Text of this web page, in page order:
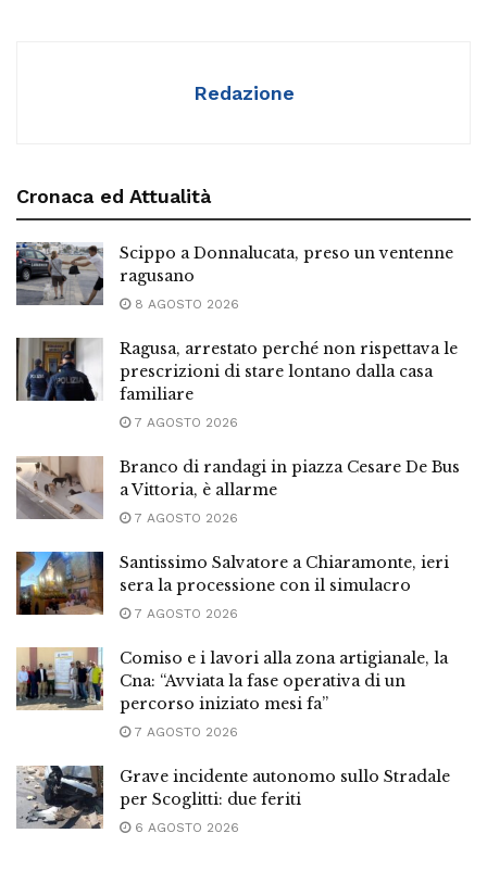
Redazione
Cronaca ed Attualità
Scippo a Donnalucata, preso un ventenne
ragusano
8 AGOSTO 2026
Ragusa, arrestato perché non rispettava le
prescrizioni di stare lontano dalla casa
familiare
7 AGOSTO 2026
Branco di randagi in piazza Cesare De Bus
a Vittoria, è allarme
7 AGOSTO 2026
Santissimo Salvatore a Chiaramonte, ieri
sera la processione con il simulacro
7 AGOSTO 2026
Comiso e i lavori alla zona artigianale, la
Cna: “Avviata la fase operativa di un
percorso iniziato mesi fa”
7 AGOSTO 2026
Grave incidente autonomo sullo Stradale
per Scoglitti: due feriti
6 AGOSTO 2026